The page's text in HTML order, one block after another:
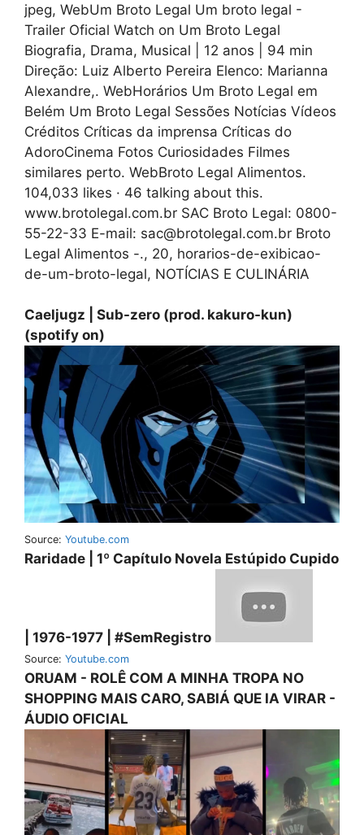
jpeg, WebUm Broto Legal Um broto legal -
Trailer Oficial Watch on Um Broto Legal
Biografia, Drama, Musical | 12 anos | 94 min
Direção: Luiz Alberto Pereira Elenco: Marianna
Alexandre,. WebHorários Um Broto Legal em
Belém Um Broto Legal Sessões Notícias Vídeos
Créditos Críticas da imprensa Críticas do
AdoroCinema Fotos Curiosidades Filmes
similares perto. WebBroto Legal Alimentos.
104,033 likes · 46 talking about this.
www.brotolegal.com.br SAC Broto Legal: 0800-
55-22-33 E-mail: sac@brotolegal.com.br Broto
Legal Alimentos -., 20, horarios-de-exibicao-
de-um-broto-legal, NOTÍCIAS E CULINÁRIA
Caeljugz | Sub-zero (prod. kakuro-kun)
(spotify on)
Source: Youtube.com
Raridade | 1º Capítulo Novela Estúpido Cupido
| 1976-1977 | #SemRegistro
Source: Youtube.com
ORUAM - ROLÊ COM A MINHA TROPA NO
SHOPPING MAIS CARO, SABIÁ QUE IA VIRAR -
ÁUDIO OFICIAL